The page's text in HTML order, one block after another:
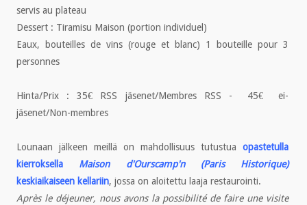
servis au plateau
Dessert : Tiramisu Maison (portion individuel)
Eaux, bouteilles de vins (rouge et blanc) 1 bouteille pour 3
personnes
Hinta/Prix : 35€ RSS jäsenet/Membres RSS - 45€ ei-
jäsenet/Non-membres
Lounaan jälkeen meillä on mahdollisuus tutustuaopastetulla
kierroksella Maison d'Ourscamp'n (Paris Historique)
keskiaikaiseen kellariin, jossa on aloitettu laaja restaurointi.
Après le déjeuner, nous avons la possibilité de faire une visite